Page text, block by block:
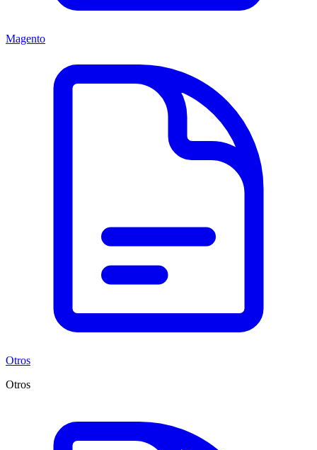
Magento
Otros
Otros